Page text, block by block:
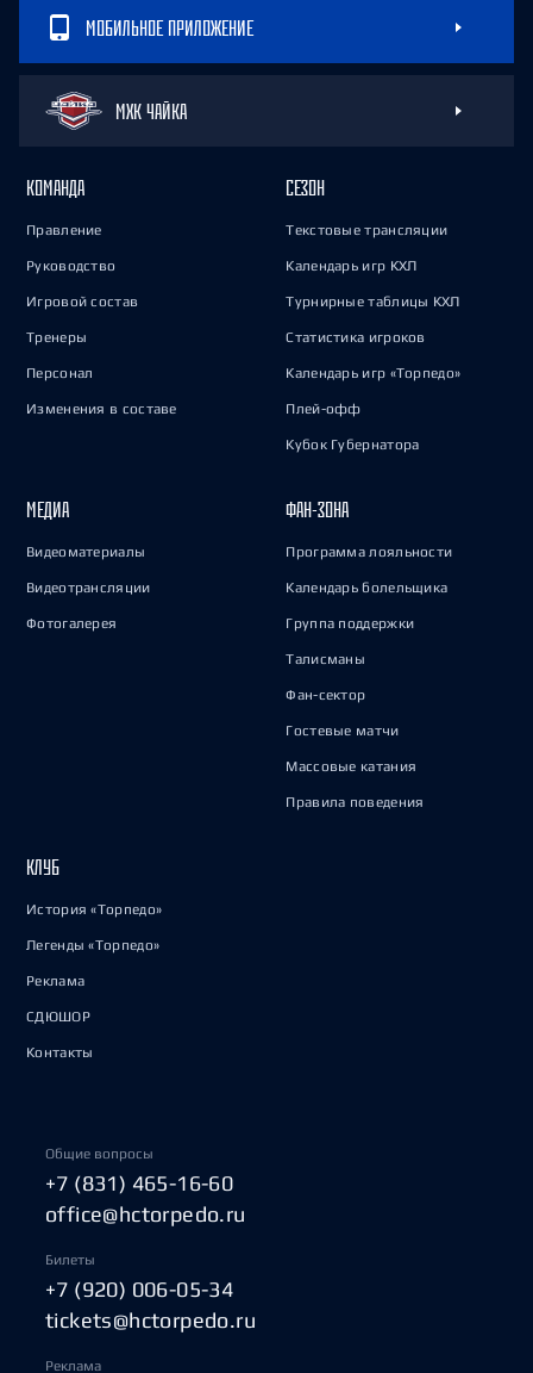
МОБИЛЬНОЕ ПРИЛОЖЕНИЕ
МХК ЧАЙКА
КОМАНДА
Правление
Руководство
Игровой состав
Тренеры
Персонал
Изменения в составе
СЕЗОН
Текстовые трансляции
Календарь игр КХЛ
Турнирные таблицы КХЛ
Статистика игроков
Календарь игр «Торпедо»
Плей-офф
Кубок Губернатора
МЕДИА
Видеоматериалы
Видеотрансляции
Фотогалерея
ФАН-ЗОНА
Программа лояльности
Календарь болельщика
Группа поддержки
Талисманы
Фан-сектор
Гостевые матчи
Массовые катания
Правила поведения
КЛУБ
История «Торпедо»
Легенды «Торпедо»
Реклама
СДЮШОР
Контакты
Общие вопросы
+7 (831) 465-16-60
office@hctorpedo.ru
Билеты
+7 (920) 006-05-34
tickets@hctorpedo.ru
Реклама